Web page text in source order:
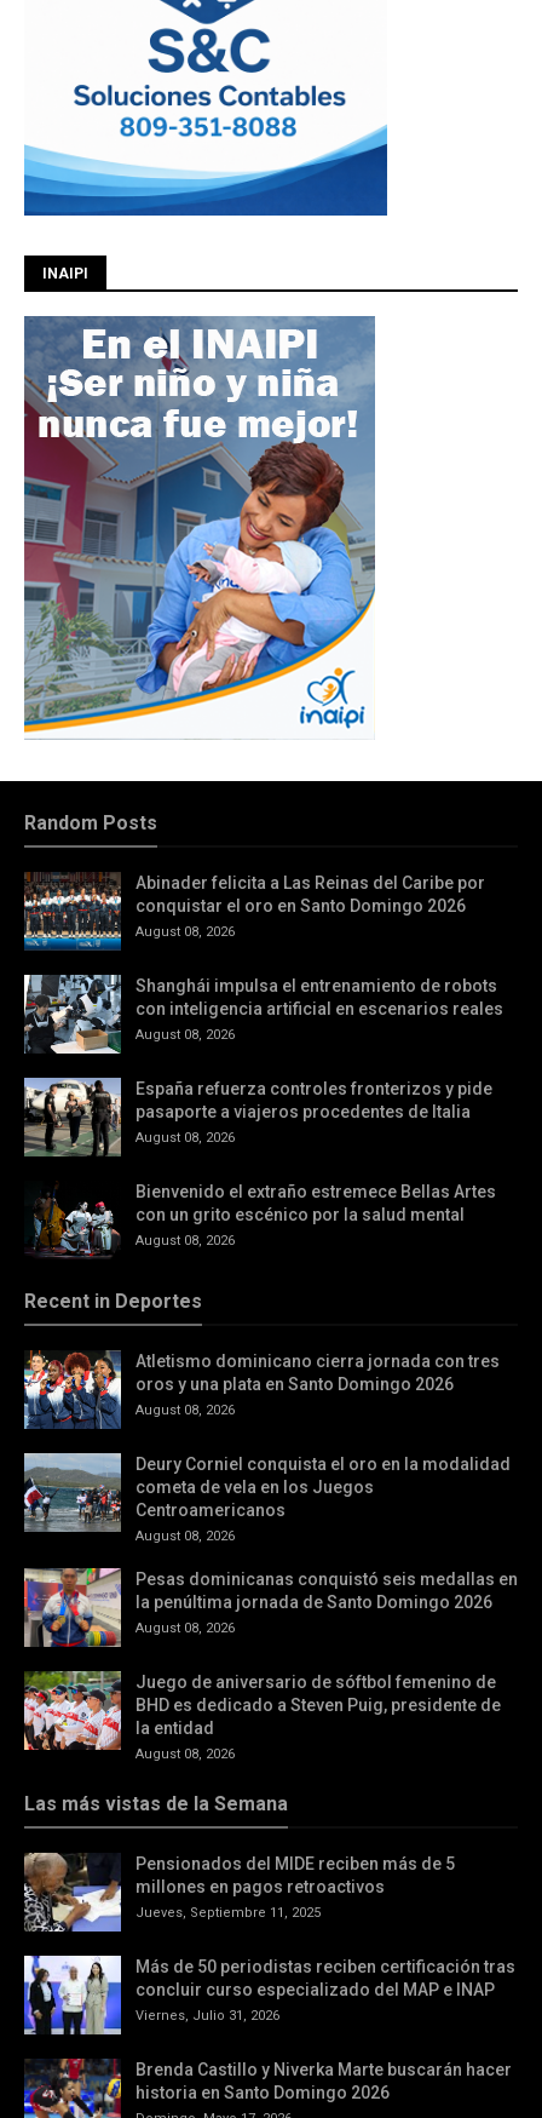
INAIPI
Random Posts
Abinader felicita a Las Reinas del Caribe por
conquistar el oro en Santo Domingo 2026
August 08, 2026
Shanghái impulsa el entrenamiento de robots
con inteligencia artificial en escenarios reales
August 08, 2026
España refuerza controles fronterizos y pide
pasaporte a viajeros procedentes de Italia
August 08, 2026
Bienvenido el extraño estremece Bellas Artes
con un grito escénico por la salud mental
August 08, 2026
Recent in Deportes
Atletismo dominicano cierra jornada con tres
oros y una plata en Santo Domingo 2026
August 08, 2026
Deury Corniel conquista el oro en la modalidad
cometa de vela en los Juegos
Centroamericanos
August 08, 2026
Pesas dominicanas conquistó seis medallas en
la penúltima jornada de Santo Domingo 2026
August 08, 2026
Juego de aniversario de sóftbol femenino de
BHD es dedicado a Steven Puig, presidente de
la entidad
August 08, 2026
Las más vistas de la Semana
Pensionados del MIDE reciben más de 5
millones en pagos retroactivos
Jueves, Septiembre 11, 2025
Más de 50 periodistas reciben certificación tras
concluir curso especializado del MAP e INAP
Viernes, Julio 31, 2026
Brenda Castillo y Niverka Marte buscarán hacer
historia en Santo Domingo 2026